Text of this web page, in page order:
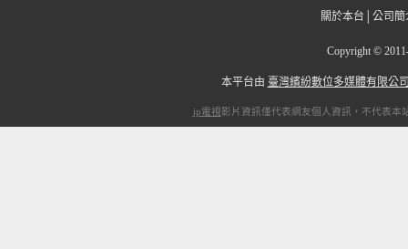
關於本台 公司簡
Copyright ©
本平台由 臺灣繽紛數位多媒體有限公
ip電視影片資訊僅代表網友個人資訊，不代表本